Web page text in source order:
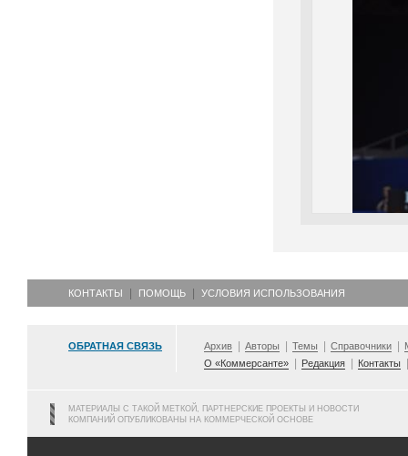
КОНТАКТЫ ПОМОЩЬ УСЛОВИЯ ИСПОЛЬЗОВАНИЯ
ОБРАТНАЯ СВЯЗЬ Архив Авторы Темы Справочники
О «Коммерсанте»
Редакция Контакты
МАТЕРИАЛЫ С ТАКОЙ МЕТКОЙ, ПАРТНЕРСКИЕ ПРОЕКТЫ И НОВОСТИ
КОМПАНИЙ ОПУБЛИКОВАНЫ НА КОММЕРЧЕСКОЙ ОСНОВЕ